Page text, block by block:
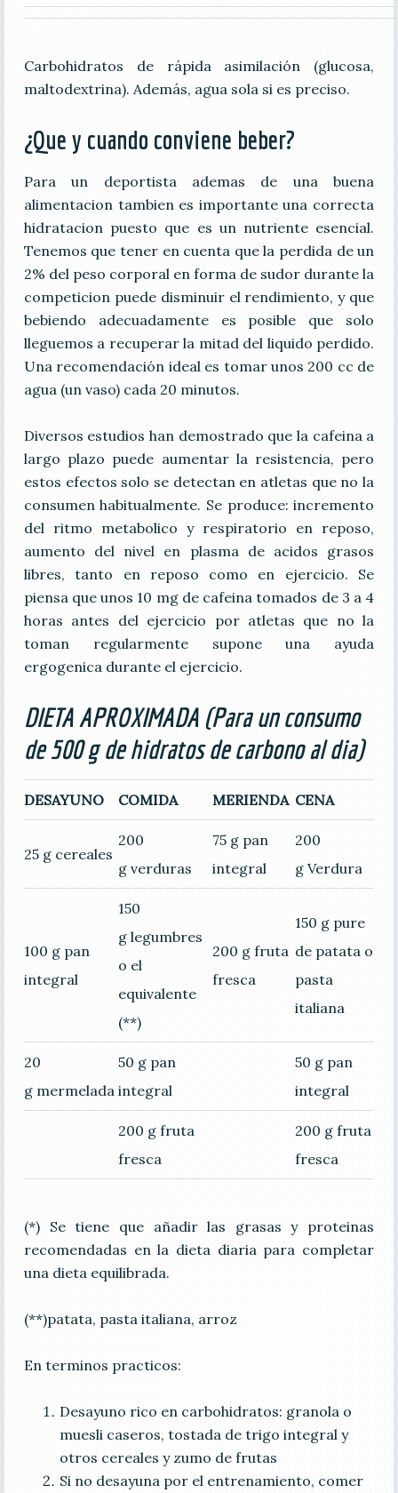
Carbohidratos de rápida asimilación (glucosa,
maltodextrina). Además, agua sola si es preciso.
¿Que y cuando conviene beber?
Para un deportista ademas de una buena
alimentacion tambien es importante una correcta
hidratacion puesto que es un nutriente esencial.
Tenemos que tener en cuenta que la perdida de un
2% del peso corporal en forma de sudor durante la
competicion puede disminuir el rendimiento, y que
bebiendo adecuadamente es posible que solo
lleguemos a recuperar la mitad del liquido perdido.
Una recomendación ideal es tomar unos 200 cc de
agua (un vaso) cada 20 minutos.
Diversos estudios han demostrado que la cafeina a
largo plazo puede aumentar la resistencia, pero
estos efectos solo se detectan en atletas que no la
consumen habitualmente. Se produce: incremento
del ritmo metabolico y respiratorio en reposo,
aumento del nivel en plasma de acidos grasos
libres, tanto en reposo como en ejercicio. Se
piensa que unos 10 mg de cafeina tomados de 3 a 4
horas antes del ejercicio por atletas que no la
toman regularmente supone una ayuda
ergogenica durante el ejercicio.
DIETA APROXIMADA (Para un consumo
de 500 g de hidratos de carbono al dia)
DESAYUNO COMIDA MERIENDA CENA
25 g cereales
200
g verduras
75 g pan
integral
200
g Verdura
100 g pan
integral
150
g legumbres
o el
equivalente
(**)
200 g fruta
fresca
150 g pure
de patata o
pasta
italiana
20
g mermelada
50 g pan
integral
50 g pan
integral
200 g fruta
fresca
200 g fruta
fresca
(*) Se tiene que añadir las grasas y proteinas
recomendadas en la dieta diaria para completar
una dieta equilibrada.
(**)patata, pasta italiana, arroz
En terminos practicos:
Desayuno rico en carbohidratos: granola o
muesli caseros, tostada de trigo integral y
otros cereales y zumo de frutas
Si no desayuna por el entrenamiento, comer